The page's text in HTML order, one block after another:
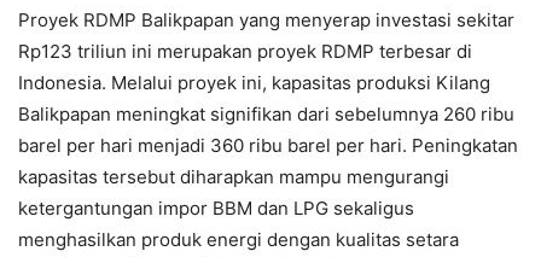
Proyek RDMP Balikpapan yang menyerap investasi sekitar
Rp123 triliun ini merupakan proyek RDMP terbesar di
Indonesia. Melalui proyek ini, kapasitas produksi Kilang
Balikpapan meningkat signifikan dari sebelumnya 260 ribu
barel per hari menjadi 360 ribu barel per hari. Peningkatan
kapasitas tersebut diharapkan mampu mengurangi
ketergantungan impor BBM dan LPG sekaligus
menghasilkan produk energi dengan kualitas setara